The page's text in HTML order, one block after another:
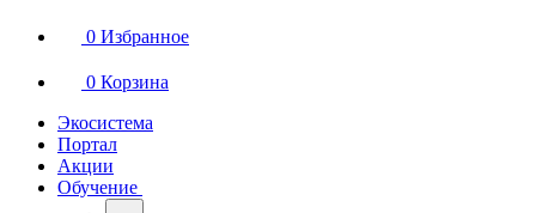
0 Избранное
0 Корзина
Экосистема
Портал
Акции
Обучение